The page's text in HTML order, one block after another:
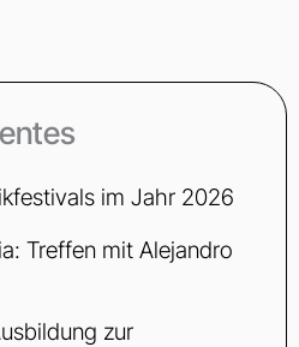
im Jahr 2026
Treffen mit Alejandro
zur